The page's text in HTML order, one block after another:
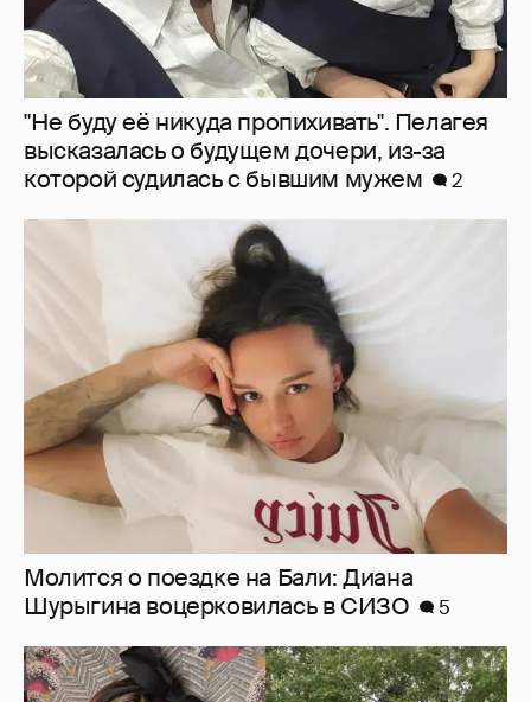
"Не буду её никуда пропихивать". Пелагея
высказалась о будущем дочери, из-за
которой судилась с бывшим мужем
2
Молится о поездке на Бали: Диана
Шурыгина воцерковилась в СИЗО
5